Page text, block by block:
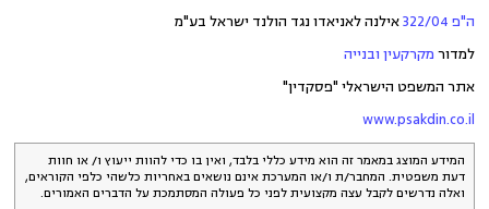
ה"פ 322/04
אילנה לאניאדו נגד הולנד ישראל בע"מ
למדור מקרקעין ובנייה
אתר המשפט הישראלי "פסקדין"
www.psakdin.co.il
המידע המוצג במאמר זה הוא מידע כללי בלבד, ואין בו כדי להוות ייעוץ ו/ או חוות
דעת משפטית. המחבר/ת ו/או המערכת אינם נושאים באחריות כלשהי כלפי הקוראים,
ואלה נדרשים לקבל עצה מקצועית לפני כל פעולה המסתמכת על הדברים האמורים.